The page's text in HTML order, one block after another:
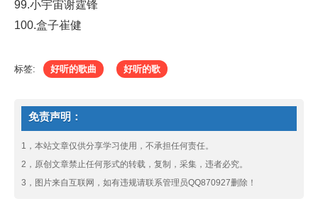
99.小宇宙谢霆锋
100.盒子崔健
标签: 好听的歌曲 好听的歌
免责声明：
1，本站文章仅供分享学习使用，不承担任何责任。
2，原创文章禁止任何形式的转载，复制，采集，违者必究。
3，图片来自互联网，如有违规请联系管理员QQ870927删除！